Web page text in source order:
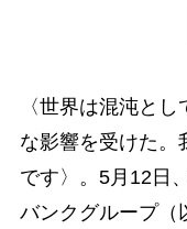
〈世界は混沌と
な影響を受けた。
です〉。5月12日
バンクグループ（